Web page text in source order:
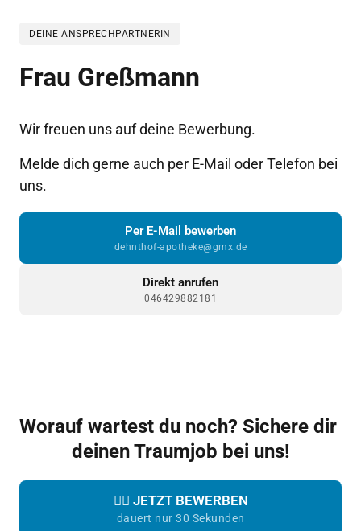
DEINE ANSPRECHPARTNERIN
Frau Greßmann
Wir freuen uns auf deine Bewerbung.
Melde dich gerne auch per E-Mail oder Telefon bei
uns.
Per E-Mail bewerben
dehnthof-apotheke@gmx.de
Direkt anrufen
046429882181
Worauf wartest du noch? Sichere dir
deinen Traumjob bei uns!
👉🏼 JETZT BEWERBEN
dauert nur 30 Sekunden